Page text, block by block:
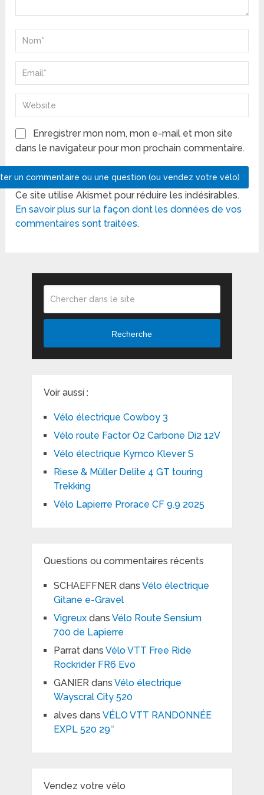
Enregistrer mon nom, mon e-mail et mon site
dans le navigateur pour mon prochain commentaire.
Ce site utilise Akismet pour réduire les indésirables.
En savoir plus sur la façon dont les données de vos
commentaires sont traitées.
Recherche
Voir aussi :
Vélo électrique Cowboy 3
Vélo route Factor O2 Carbone Di2 12V
Vélo électrique Kymco Klever S
Riese & Müller Delite 4 GT touring
Trekking
Vélo Lapierre Prorace CF 9.9 2025
Questions ou commentaires récents
SCHAEFFNERdans Vélo électrique
Gitane e-Gravel
Vigreuxdans Vélo Route Sensium
700 de Lapierre
Parratdans Vélo VTT Free Ride
Rockrider FR6 Evo
GANIERdans Vélo électrique
Wayscral City 520
alves dans VÉLO VTT RANDONNÉE
EXPL 520 29″
Vendez votre vélo